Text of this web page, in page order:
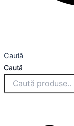
Caută
Caută